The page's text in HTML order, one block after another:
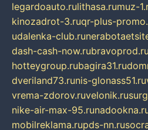
legardoauto.rulithasa.rumuz-
kinozadrot-3.ruqr-plus-
udalenka-club.ru
dash-cash-now.rubravoprod.ru
hotteygroup.rubagira31.ru
dveriland73.runis-glonass51.ru
vrema-zdorov.ruvelonik.ru
nike-air-max-95.ru
mobilreklama.rupds-nn.ru